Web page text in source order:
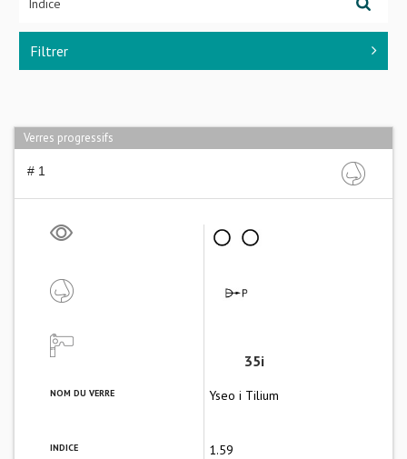
Filtrer
Verres progressifs
# 1
35i
NOM DU VERRE Yseo i Tilium
INDICE 1.59